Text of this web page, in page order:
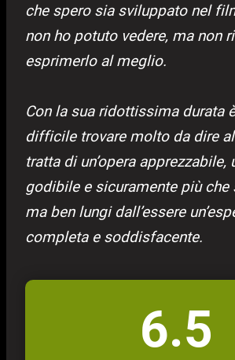
che spero sia sviluppato nel
non ho potuto vedere, ma non
esprimerlo al meglio.
Con la sua ridottissima durata
difficile trovare molto da dire
tratta di un’opera apprezzabile,
godibile e sicuramente più
ma ben lungi dall’essere
completa e soddisfacente.
6.5